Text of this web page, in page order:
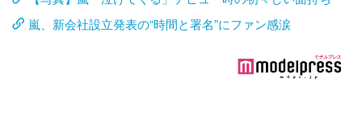
嵐、新会社設立発表の“時間と署名”にファン感涙